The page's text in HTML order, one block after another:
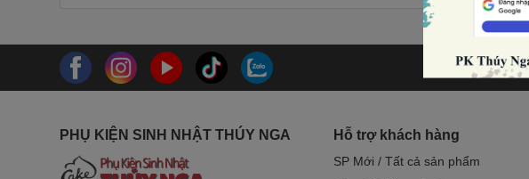
PHỤ KIỆN SINH NHẬT THÚY NGA Hỗ trợ khách hàng
SP Mới / Tất cả sản phẩm